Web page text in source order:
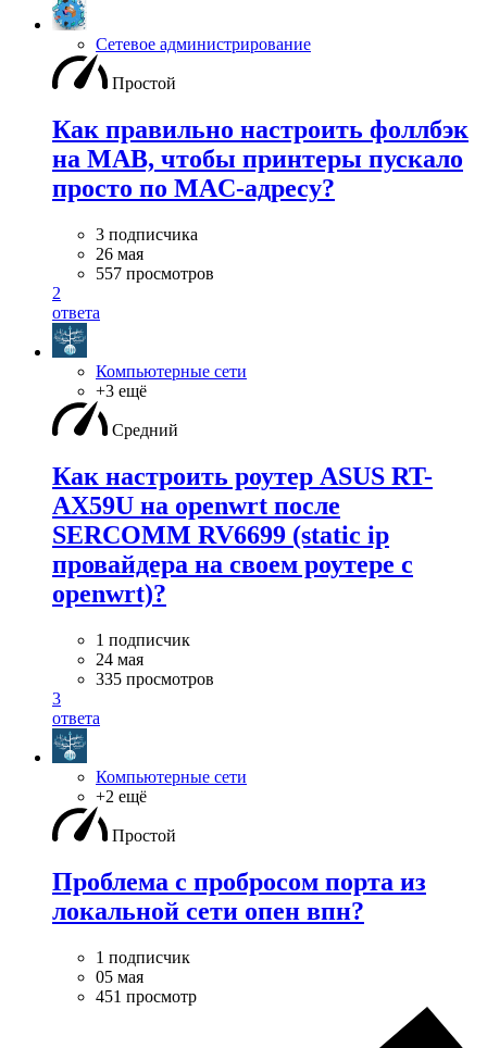
Сетевое администрирование
Простой
Как правильно настроить фоллбэк
на MAB, чтобы принтеры пускало
просто по MAC-адресу?
3 подписчика
26 мая
557 просмотров
2
ответа
Компьютерные сети
+3 ещё
Средний
Как настроить роутер ASUS RT-
AX59U на openwrt после
SERCOMM RV6699 (static ip
провайдера на своем роутере с
openwrt)?
1 подписчик
24 мая
335 просмотров
3
ответа
Компьютерные сети
+2 ещё
Простой
Проблема с пробросом порта из
локальной сети опен впн?
1 подписчик
05 мая
451 просмотр